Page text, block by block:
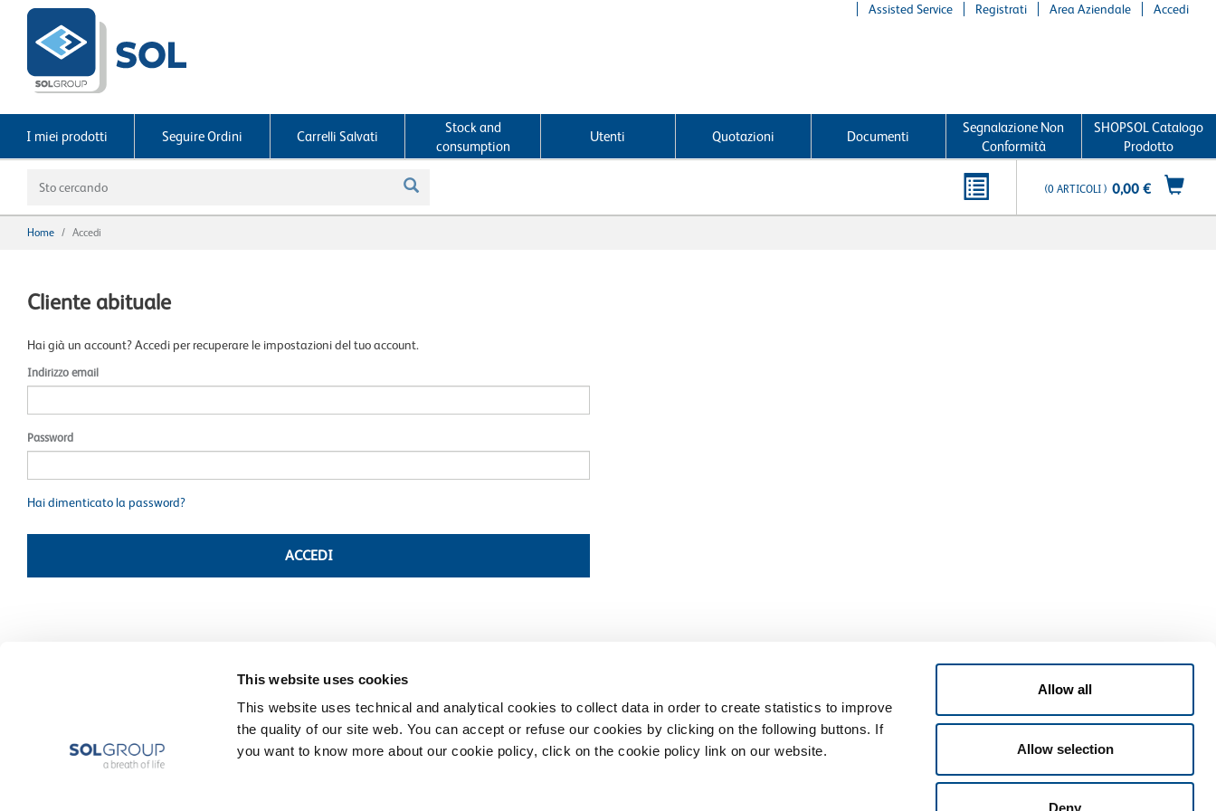
This website uses cookies
This website uses technical and analytical cookies to collect data in order to create statistics to improve
the quality of our site web. You can accept or refuse our cookies by clicking on the following buttons. If
you want to know more about our cookie policy, click on the cookie policy link on our website.
Allow all
Allow selection
Deny
text.skipToContent
text.skipToNavigation Assisted Service Registrati Area Aziendale Accedi
I miei prodotti Seguire Ordini Carrelli Salvati
Stock and
consumption
Utenti Quotazioni Documenti
Segnalazione Non
Conformità
SHOPSOL Catalogo
Prodotto
0,00 €
0 ARTICOLI
Home Accedi
Cliente abituale
Hai già un account? Accedi per recuperare le impostazioni del tuo account.
Indirizzo email
Password
Hai dimenticato la password?
ACCEDI
condizioni
di vendita
Politica
Politica
sulla